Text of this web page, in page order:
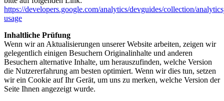
https://developers.google.com/analytics/devguides/collection/
usage
Inhaltliche Prüfung
Wenn wir an Aktualisierungen unserer Website arbeiten, zeigen wir
gelegentlich einigen Besuchern Originalinhalte und anderen
Besuchern alternative Inhalte, um herauszufinden, welche Version
die Nutzererfahrung am besten optimiert. Wenn wir dies tun, setzen
wir ein Cookie auf Ihr Gerät, um uns zu merken, welche Version der
Seite Ihnen angezeigt wurde.